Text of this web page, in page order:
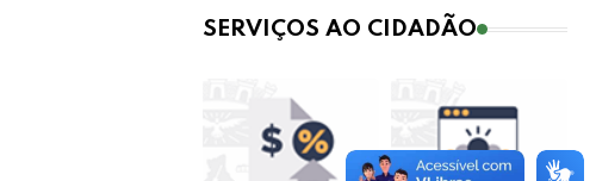
SERVIÇOS AO CIDADÃO